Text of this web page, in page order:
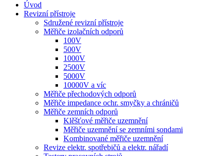
Úvod
Revizní přístroje
Sdružené revizní přístroje
Měřiče izolačních odporů
100V
500V
1000V
2500V
5000V
10000V a víc
Měřiče přechodových odporů
Měřiče impedance ochr. smyčky a chráničů
Měřiče zemních odporů
Klěšťové měřiče uzemnění
Měřiče uzemnění se zemními sondami
Kombinované měřiče uzemnění
Revize elektr. spotřebičů a elektr. nářadí